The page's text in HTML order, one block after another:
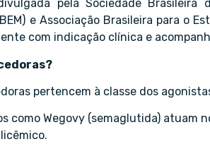
pela Sociedade Brasileira
e Associação Brasileira para o
com indicação clínica e
pertencem à classe dos
como Wegovy (semaglutida) atuam